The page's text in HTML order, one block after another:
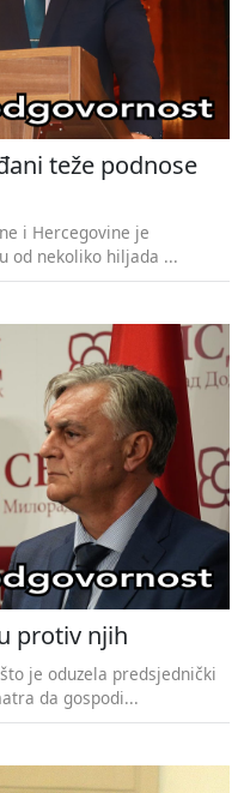
teže podnose
i Hercegovine je
od nekoliko hiljada ...
protiv njih
je oduzela predsjednički
da gospodi...